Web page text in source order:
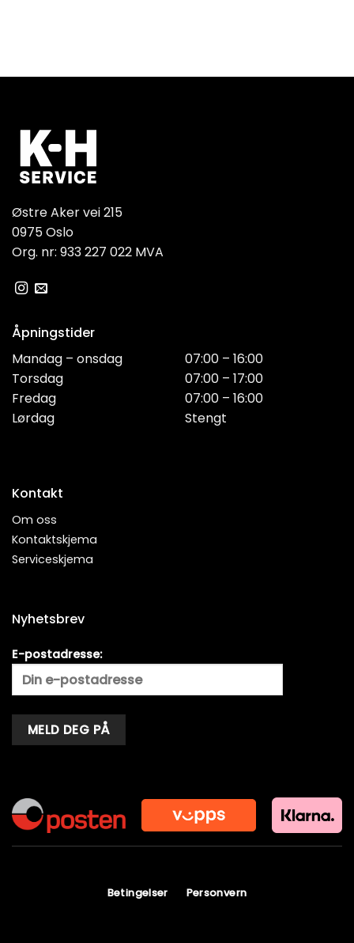
Østre Aker vei 215
0975 Oslo
Org. nr: 933 227 022 MVA
Åpningstider
Mandag – onsdag
Torsdag
Fredag
Lørdag
07:00 – 16:00
07:00 – 17:00
07:00 – 16:00
Stengt
Kontakt
Om oss
Kontaktskjema
Serviceskjema
Nyhetsbrev
E-postadresse:
Betingelser Personvern